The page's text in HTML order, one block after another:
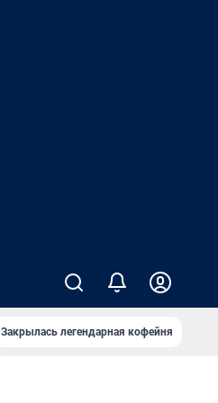
Закрылась легендарная кофейня